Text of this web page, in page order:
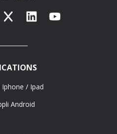
X LinkedInYouTube
Iphone / Ipad
Android